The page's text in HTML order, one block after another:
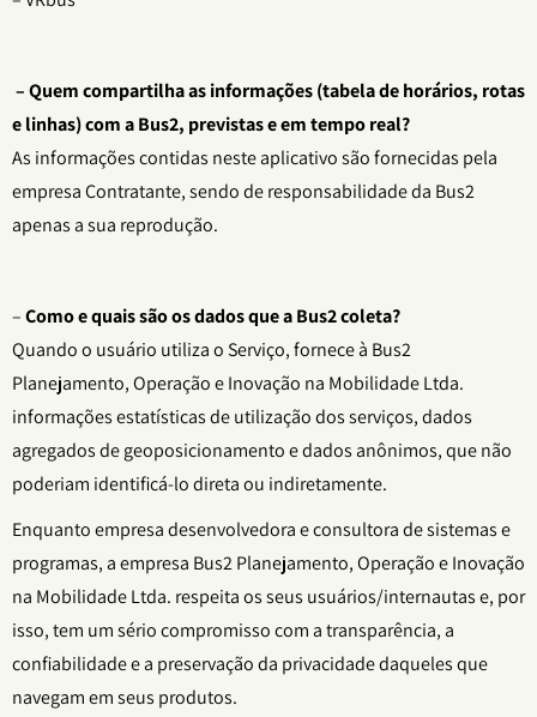
– Quem compartilha as informações (tabela de horários, rotas
e linhas) com a Bus2, previstas e em tempo real?
As informações contidas neste aplicativo são fornecidas pela
empresa Contratante, sendo de responsabilidade da Bus2
apenas a sua reprodução.
–Como e quais são os dados que a Bus2 coleta?
Quando o usuário utiliza o Serviço, fornece à Bus2
Planejamento, Operação e Inovação na Mobilidade Ltda.
informações estatísticas de utilização dos serviços, dados
agregados de geoposicionamento e dados anônimos, que não
poderiam identificá-lo direta ou indiretamente.
Enquanto empresa desenvolvedora e consultora de sistemas e
programas, a empresa Bus2 Planejamento, Operação e Inovação
na Mobilidade Ltda. respeita os seus usuários/internautas e, por
isso, tem um sério compromisso com a transparência, a
confiabilidade e a preservação da privacidade daqueles que
navegam em seus produtos.